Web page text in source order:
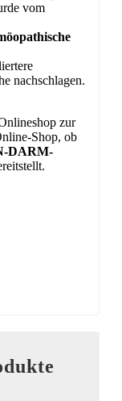
vom
nachschlagen.
zur
Shop, ob
DARM-